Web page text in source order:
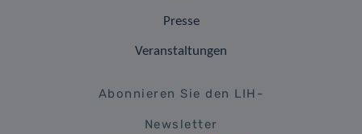
Presse
Veranstaltungen
Abonnieren Sie den LIH-
Newsletter